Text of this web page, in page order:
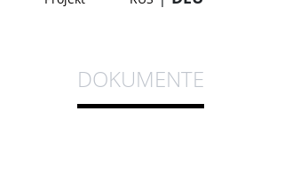
DOKUMENTE